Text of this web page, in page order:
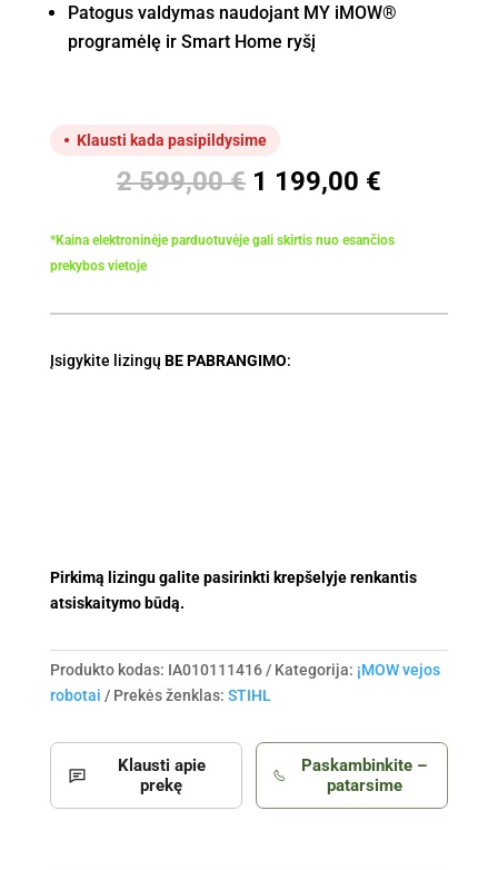
Patogus valdymas naudojant MY iMOW®
programėlę ir Smart Home ryšį
Klausti kada pasipildysime
2 599,00€ Original
was:
2
1 199,00 €Current
is:
*Kaina elektroninėje parduotuvėje gali skirtis nuo esančios
prekybos vietoje
Įsigykite lizingų BE PABRANGIMO:
Pirkimą lizingu galite pasirinkti krepšelyje renkantis
atsiskaitymo būdą.
Produkto kodas: IA010111416 Kategorija: ¡MOW vejos
robotai
Prekės ženklas: STIHL
Klausti apie
prekę
Paskambinkite –
patarsime